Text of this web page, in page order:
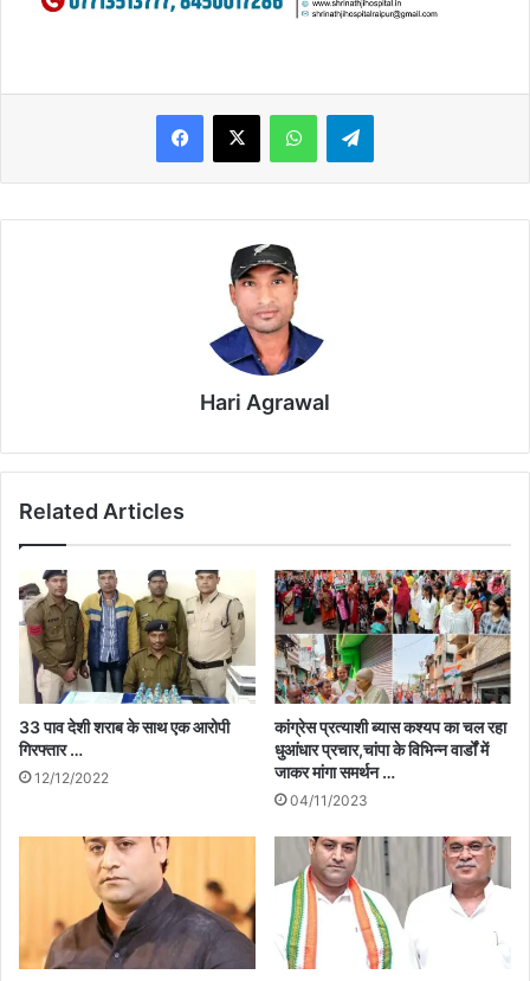
WhatsAppTelegram
Hari Agrawal
Related Articles
33 पाव देशी शराब के साथ एक आरोपी
गिरफ्तार …
12/12/2022
कांग्रेस प्रत्याशी ब्यास कश्यप का चल रहा
धुआंधार प्रचार,चांपा के विभिन्न वार्डों में
जाकर मांगा समर्थन …
04/11/2023